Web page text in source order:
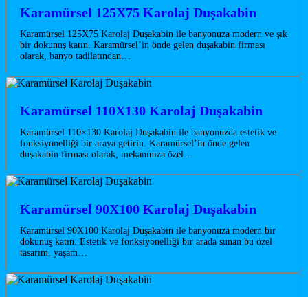
Karamürsel 125X75 Karolaj Duşakabin
Karamürsel 125X75 Karolaj Duşakabin ile banyonuza modern ve şık
bir dokunuş katın. Karamürsel’in önde gelen duşakabin firması
olarak, banyo tadilatından…
Karamürsel 110X130 Karolaj Duşakabin
Karamürsel 110×130 Karolaj Duşakabin ile banyonuzda estetik ve
fonksiyonelliği bir araya getirin. Karamürsel’in önde gelen
duşakabin firması olarak, mekanınıza özel…
Karamürsel 90X100 Karolaj Duşakabin
Karamürsel 90X100 Karolaj Duşakabin ile banyonuza modern bir
dokunuş katın. Estetik ve fonksiyonelliği bir arada sunan bu özel
tasarım, yaşam…